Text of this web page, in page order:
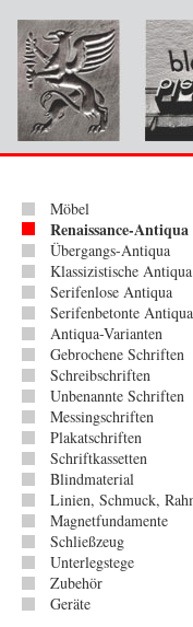
Möbel
Renaissance-Antiqua
Übergangs-Antiqua
Klassizistische Antiqua
Serifenlose Antiqua
Serifenbetonte Antiqua
Antiqua-Varianten
Gebrochene Schriften
Schreibschriften
Unbenannte Schriften
Messingschriften
Plakatschriften
Schriftkassetten
Blindmaterial
Linien, Schmuck,
Magnetfundamente
Schließzeug
Unterlegstege
Zubehör
Geräte